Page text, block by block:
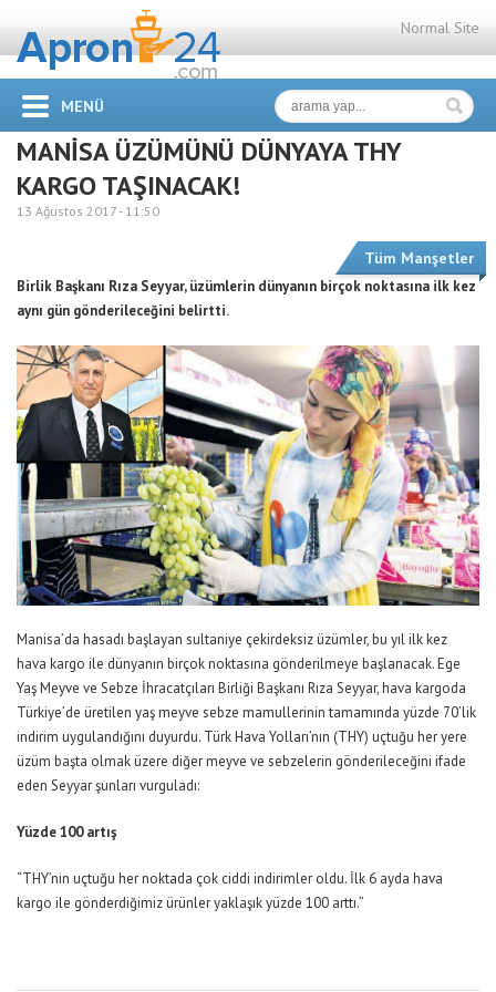
Normal Site
MENÜ
MANİSA ÜZÜMÜNÜ DÜNYAYA THY
KARGO TAŞINACAK!
13 Ağustos 2017 - 11:50
Tüm Manşetler
Birlik Başkanı Rıza Seyyar, üzümlerin dünyanın birçok noktasına ilk kez
aynı gün gönderileceğini belirtti.
Manisa’da hasadı başlayan sultaniye çekirdeksiz üzümler, bu yıl ilk kez
hava kargo ile dünyanın birçok noktasına gönderilmeye başlanacak. Ege
Yaş Meyve ve Sebze İhracatçıları Birliği Başkanı Rıza Seyyar, hava kargoda
Türkiye’de üretilen yaş meyve sebze mamullerinin tamamında yüzde 70’lik
indirim uygulandığını duyurdu. Türk Hava Yolları’nın (THY) uçtuğu her yere
üzüm başta olmak üzere diğer meyve ve sebzelerin gönderileceğini ifade
eden Seyyar şunları vurguladı:
Yüzde 100 artış
“THY’nin uçtuğu her noktada çok ciddi indirimler oldu. İlk 6 ayda hava
kargo ile gönderdiğimiz ürünler yaklaşık yüzde 100 arttı.”